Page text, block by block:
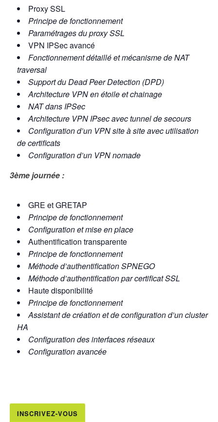
Proxy SSL
Principe de fonctionnement
Paramétrages du proxy SSL
VPN IPSec avancé
Fonctionnement détaillé et mécanisme de NAT
traversal
Support du Dead Peer Detection (DPD)
Architecture VPN en étoile et chainage
NAT dans IPSec
Architecture VPN IPsec avec tunnel de secours
Configuration d’un VPN site à site avec utilisation
de certificats
Configuration d’un VPN nomade
3ème journée :
GRE et GRETAP
Principe de fonctionnement
Configuration et mise en place
Authentification transparente
Principe de fonctionnement
Méthode d’authentification SPNEGO
Méthode d’authentification par certificat SSL
Haute disponibilité
Principe de fonctionnement
Assistant de création et de configuration d’un cluster
HA
Configuration des interfaces réseaux
Configuration avancée
INSCRIVEZ-VOUS